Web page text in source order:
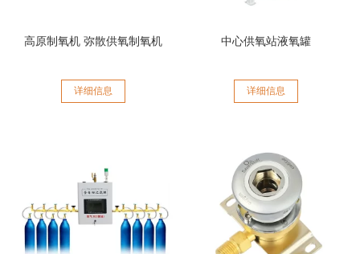
高原制氧机 弥散供氧制氧机
详细信息
中心供氧站液氧罐
详细信息